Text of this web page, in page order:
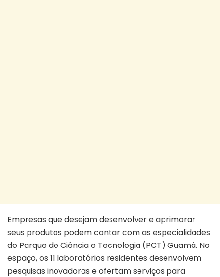
Empresas que desejam desenvolver e aprimorar
seus produtos podem contar com as especialidades
do Parque de Ciência e Tecnologia (PCT) Guamá. No
espaço, os 11 laboratórios residentes desenvolvem
pesquisas inovadoras e ofertam serviços para